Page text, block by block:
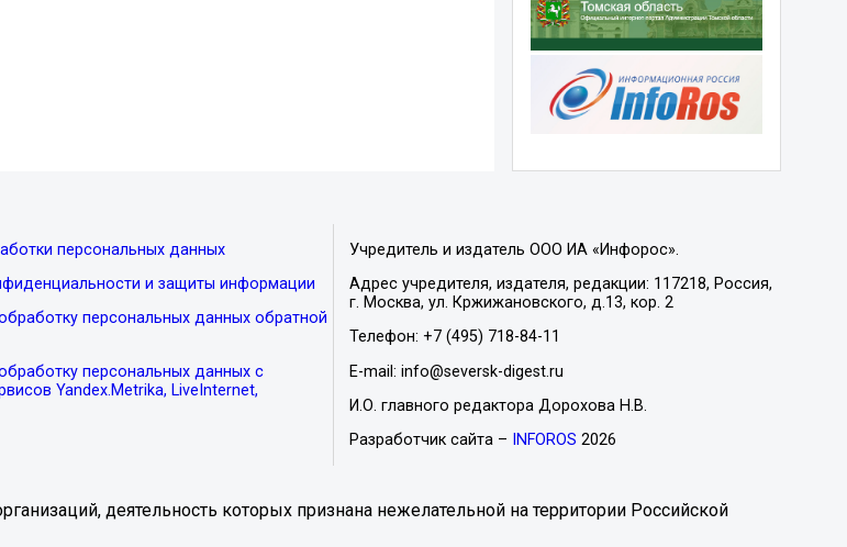
персональных данных
и защиты информации
персональных данных обратной
персональных данных с
Yandex.Metrika, LiveInternet,
Учредитель и издатель ООО ИА «Инфорос».
Адрес учредителя, издателя, редакции: 117218, Россия,
г. Москва, ул. Кржижановского, д.13, кор. 2
Телефон: +7 (495) 718-84-11
E-mail: info@seversk-digest.ru
И.О. главного редактора Дорохова Н.В.
Разработчик сайта – INFOROS 2026
деятельность которых признана нежелательной на территории Российской